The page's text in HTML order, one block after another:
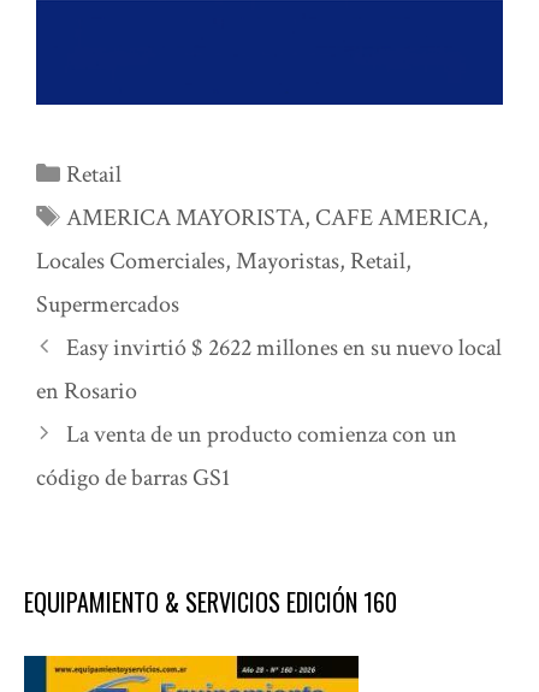
Categorías
Retail
Etiquetas
AMERICA MAYORISTA, CAFE AMERICA,
Locales Comerciales,Mayoristas, Retail,
Supermercados
Easy invirtió $ 2622 millones en su nuevo local
en Rosario
La venta de un producto comienza con un
código de barras GS1
EQUIPAMIENTO & SERVICIOS EDICIÓN 160